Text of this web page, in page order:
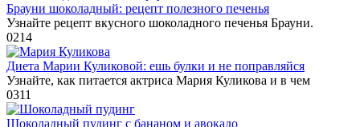
Брауни шоколадный: рецепт полезного печенья
Узнайте рецепт вкусного шоколадного печенья Брауни.
0214
Диета Марии Куликовой: ешь булки и не поправляйся
Узнайте, как питается актриса Мария Куликова и в чем
0311
Шоколадный пудинг с бананом и авокадо